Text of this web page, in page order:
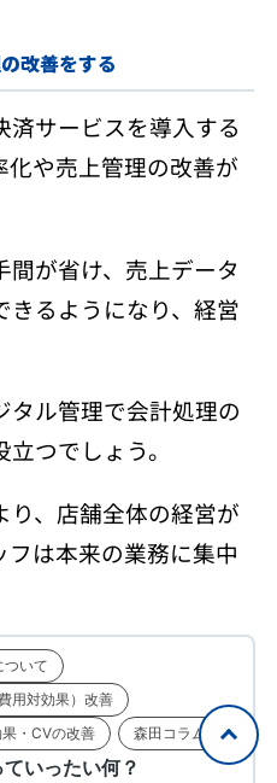
改善をする
サービスを導入する
化や売上管理の改善が
が省け、売上データ
きるようになり、経営
タル管理で会計処理の
つでしょう。
り、店舗全体の経営が
は本来の業務に集中